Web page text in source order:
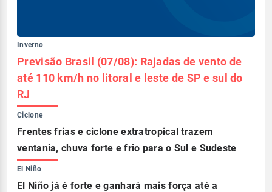
Inverno
Previsão Brasil (07/08): Rajadas de vento de
até 110 km/h no litoral e leste de SP e sul do
RJ
Ciclone
Frentes frias e ciclone extratropical trazem
ventania, chuva forte e frio para o Sul e Sudeste
El Niño
El Niño já é forte e ganhará mais força até a